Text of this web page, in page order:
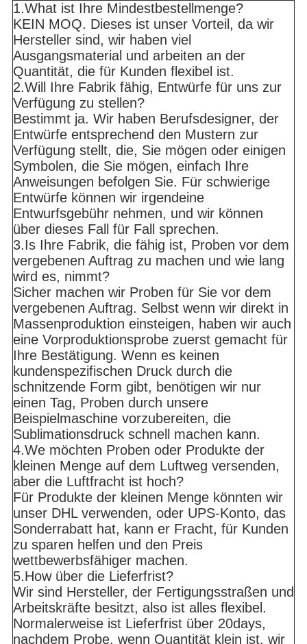
1.What ist Ihre Mindestbestellmenge?
KEIN MOQ. Dieses ist unser Vorteil, da wir
Hersteller sind, wir haben viel
Ausgangsmaterial und arbeiten an der
Quantität, die für Kunden flexibel ist.
2.Will Ihre Fabrik fähig, Entwürfe für uns zur
Verfügung zu stellen?
Bestimmt ja. Wir haben Berufsdesigner, der
Entwürfe entsprechend den Mustern zur
Verfügung stellt, die, Sie mögen oder einigen
Symbolen, die Sie mögen, einfach Ihre
Anweisungen befolgen Sie. Für schwierige
Entwürfe können wir irgendeine
Entwurfsgebühr nehmen, und wir können
über dieses Fall für Fall sprechen.
3.Is Ihre Fabrik, die fähig ist, Proben vor dem
vergebenen Auftrag zu machen und wie lang
wird es, nimmt?
Sicher machen wir Proben für Sie vor dem
vergebenen Auftrag. Selbst wenn wir direkt in
Massenproduktion einsteigen, haben wir auch
eine Vorproduktionsprobe zuerst gemacht für
Ihre Bestätigung. Wenn es keinen
kundenspezifischen Druck durch die
schnitzende Form gibt, benötigen wir nur
einen Tag, Proben durch unsere
Beispielmaschine vorzubereiten, die
Sublimationsdruck schnell machen kann.
4.We möchten Proben oder Produkte der
kleinen Menge auf dem Luftweg versenden,
aber die Luftfracht ist hoch?
Für Produkte der kleinen Menge könnten wir
unser DHL verwenden, oder UPS-Konto, das
Sonderrabatt hat, kann er Fracht, für Kunden
zu sparen helfen und den Preis
wettbewerbsfähiger machen.
5.How über die Lieferfrist?
Wir sind Hersteller, der Fertigungsstraßen und
Arbeitskräfte besitzt, also ist alles flexibel.
Normalerweise ist Lieferfrist über 20days,
nachdem Probe, wenn Quantität klein ist, wir